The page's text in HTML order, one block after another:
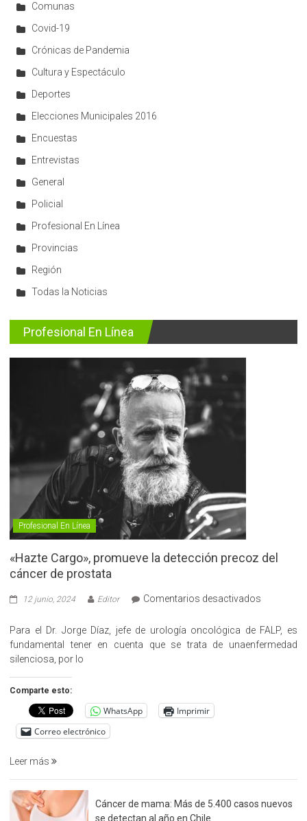
Comunas
Covid-19
Crónicas de Pandemia
Cultura y Espectáculo
Deportes
Elecciones Municipales 2016
Encuestas
Entrevistas
General
Policial
Profesional En Línea
Provincias
Región
Todas la Noticias
Profesional En Línea
Profesional En Línea
«Hazte Cargo», promueve la detección precoz del
cáncer de prostata
12 junio, 2024 Editor Comentarios desactivados
Cargo»,
promueve
Para el Dr. Jorge Díaz, jefe de urología oncológica de FALP, es
fundamental tener en cuenta que se trata de unaenfermedad
silenciosa, por lo
Comparte esto:
WhatsApp
Imprimir
Correo electrónico
Leer más
Cáncer de mama: Más de 5.400 casos nuevos
se detectan al año en Chile